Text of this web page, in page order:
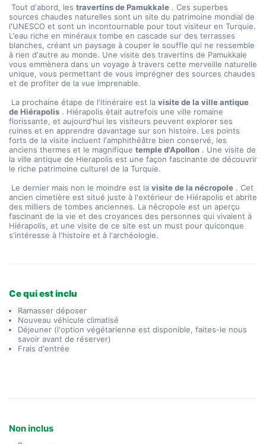
Tout d'abord, les travertins de Pamukkale . Ces superbes
sources chaudes naturelles sont un site du patrimoine mondial de
l'UNESCO et sont un incontournable pour tout visiteur en Turquie.
L'eau riche en minéraux tombe en cascade sur des terrasses
blanches, créant un paysage à couper le souffle qui ne ressemble
à rien d'autre au monde. Une visite des travertins de Pamukkale
vous emmènera dans un voyage à travers cette merveille naturelle
unique, vous permettant de vous imprégner des sources chaudes
et de profiter de la vue imprenable.
La prochaine étape de l'itinéraire est la visite de la ville antique
de Hiérapolis . Hiérapolis était autrefois une ville romaine
florissante, et aujourd'hui les visiteurs peuvent explorer ses
ruines et en apprendre davantage sur son histoire. Les points
forts de la visite incluent l'amphithéâtre bien conservé, les
anciens thermes et le magnifique temple d'Apollon . Une visite de
la ville antique de Hierapolis est une façon fascinante de découvrir
le riche patrimoine culturel de la Turquie.
Le dernier mais non le moindre est la visite de la nécropole . Cet
ancien cimetière est situé juste à l'extérieur de Hiérapolis et abrite
des milliers de tombes anciennes. La nécropole est un aperçu
fascinant de la vie et des croyances des personnes qui vivaient à
Hiérapolis, et une visite de ce site est un must pour quiconque
s'intéresse à l'histoire et à l'archéologie.
Ce qui est inclu
Ramasser déposer
Nouveau véhicule climatisé
Déjeuner (l'option végétarienne est disponible, faites-le nous
savoir avant de réserver)
Frais d'entrée
Non inclus